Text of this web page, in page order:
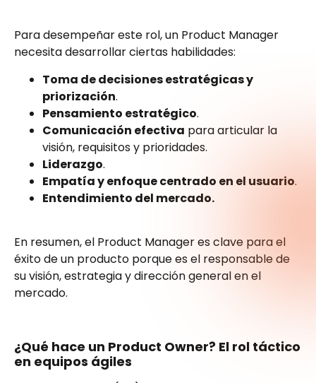
Para desempeñar este rol, un Product Manager
necesita desarrollar ciertas habilidades:
Toma de decisiones estratégicas y
priorización.
Pensamiento estratégico.
Comunicación efectiva para articular la
visión, requisitos y prioridades.
Liderazgo.
Empatía y enfoque centrado en el usuario.
Entendimiento del mercado.
En resumen, el Product Manager es clave para el
éxito de un producto porque es el responsable de
su visión, estrategia y dirección general en el
mercado.
¿Qué hace un Product Owner? El rol táctico
en equipos ágiles